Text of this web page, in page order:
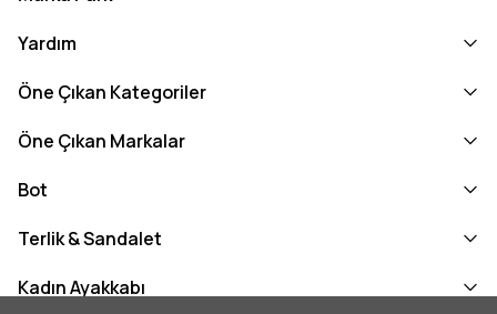
Yardım
Öne Çıkan Kategoriler
Öne Çıkan Markalar
Bot
Terlik & Sandalet
Kadın Ayakkabı